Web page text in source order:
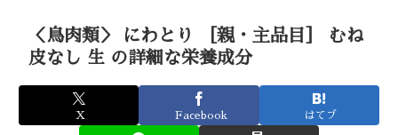
＜鳥肉類＞ にわとり ［親・主品目］ むね
皮なし 生 の詳細な栄養成分
X Facebook はてブ